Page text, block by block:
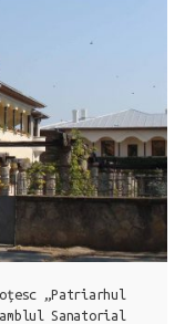
„Patriarhul
Sanatorial